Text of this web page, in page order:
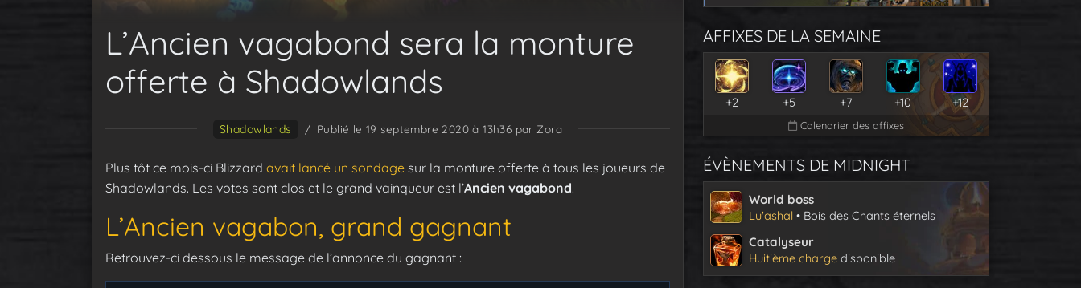
L’Ancien vagabond sera la monture
offerte à Shadowlands
Shadowlands / Publié le 19 septembre 2020 à 13h36 par Zora
Plus tôt ce mois-ci Blizzard avait lancé un sondage sur la monture offerte à tous les joueurs de
Shadowlands. Les votes sont clos et le grand vainqueur est l’Ancien vagabond.
L’Ancien vagabon, grand gagnant
Retrouvez-ci dessous le message de l’annonce du gagnant :
AFFIXES DE LA SEMAINE
+2 +5 +7 +10 +12
Calendrier des affixes
ÉVÈNEMENTS DE MIDNIGHT
World boss
Lu'ashal • Bois des Chants éternels
Catalyseur
Huitième charge disponible